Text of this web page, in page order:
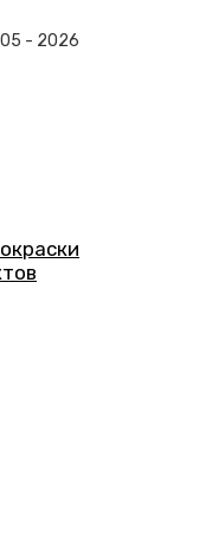
- 2026